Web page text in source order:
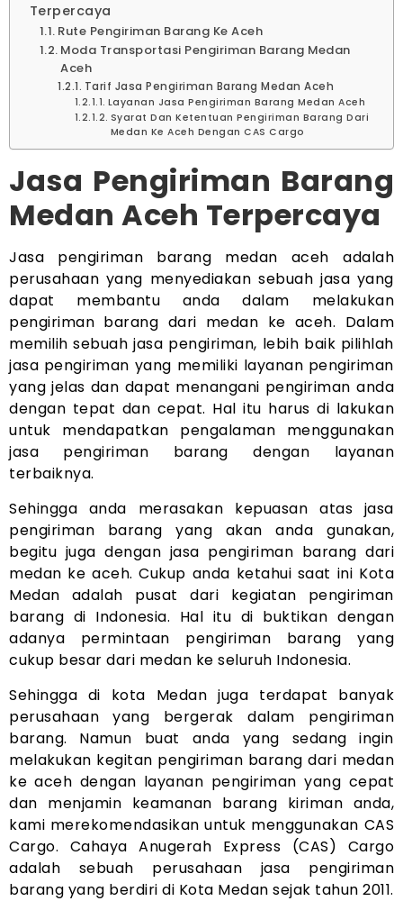
Terpercaya
Rute Pengiriman Barang Ke Aceh
Moda Transportasi Pengiriman Barang Medan
Aceh
Tarif Jasa Pengiriman Barang Medan Aceh
Layanan Jasa Pengiriman Barang Medan Aceh
Syarat Dan Ketentuan Pengiriman Barang Dari
Medan Ke Aceh Dengan CAS Cargo
Jasa Pengiriman Barang
Medan Aceh Terpercaya
Jasa pengiriman barang medan aceh adalah
perusahaan yang menyediakan sebuah jasa yang
dapat membantu anda dalam melakukan
pengiriman barang dari medan ke aceh. Dalam
memilih sebuah jasa pengiriman, lebih baik pilihlah
jasa pengiriman yang memiliki layanan pengiriman
yang jelas dan dapat menangani pengiriman anda
dengan tepat dan cepat. Hal itu harus di lakukan
untuk mendapatkan pengalaman menggunakan
jasa pengiriman barang dengan layanan
terbaiknya.
Sehingga anda merasakan kepuasan atas jasa
pengiriman barang yang akan anda gunakan,
begitu juga dengan jasa pengiriman barang dari
medan ke aceh. Cukup anda ketahui saat ini Kota
Medan adalah pusat dari kegiatan pengiriman
barang di Indonesia. Hal itu di buktikan dengan
adanya permintaan pengiriman barang yang
cukup besar dari medan ke seluruh Indonesia.
Sehingga di kota Medan juga terdapat banyak
perusahaan yang bergerak dalam pengiriman
barang. Namun buat anda yang sedang ingin
melakukan kegitan pengiriman barang dari medan
ke aceh dengan layanan pengiriman yang cepat
dan menjamin keamanan barang kiriman anda,
kami merekomendasikan untuk menggunakan CAS
Cargo. Cahaya Anugerah Express (CAS) Cargo
adalah sebuah perusahaan jasa pengiriman
barang yang berdiri di Kota Medan sejak tahun 2011.